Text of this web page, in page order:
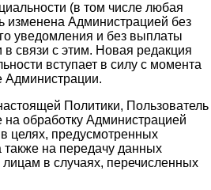
(в том числе любая
изменена Администрацией без
уведомления и без выплаты
в связи с этим. Новая редакция
вступает в силу с момента
Администрации.
Политики, Пользователь
на обработку Администрацией
целях, предусмотренных
на передачу данных
в случаях, перечисленных